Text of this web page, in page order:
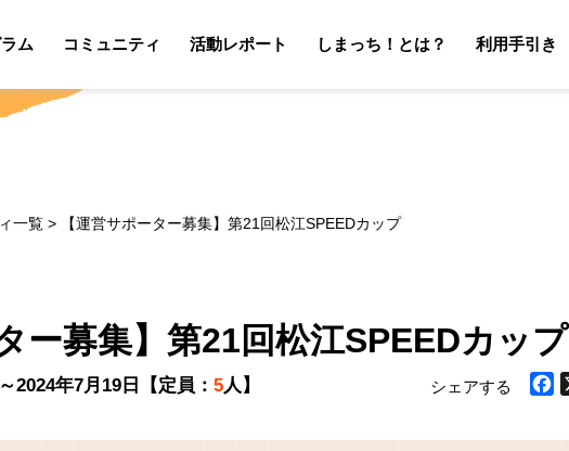
ム コミュニティ 活動レポート しまっち！とは？
利用手引き
一覧 > 【運営サポーター募集】第21回松江SPEEDカップ
ー募集】第21回松江SPEEDカップ
2024年7月19日 【定員： 5人】
シェアする